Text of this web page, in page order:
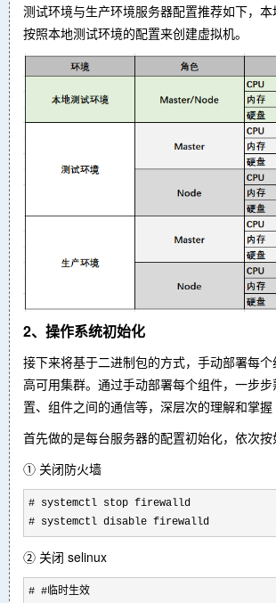
测试环境与生产环境服务器配置推荐如下，
按照本地测试环境的配置来创建虚拟机。
2、操作系统初始化
接下来将基于二进制包的方式，手动部署每
高可用集群。通过手动部署每个组件，一步
置、组件之间的通信等，深层次的理解和掌握
首先做的是每台服务器的配置初始化，依次按
① 关闭防火墙
# systemctl stop firewalld
# systemctl disable firewalld
② 关闭 selinux
# #临时生效